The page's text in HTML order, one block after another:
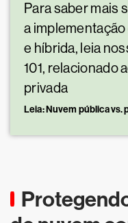
Para saber mais
a
e híbrida, leia
101, relacionado
privada
Leia: Nuvem pública vs.